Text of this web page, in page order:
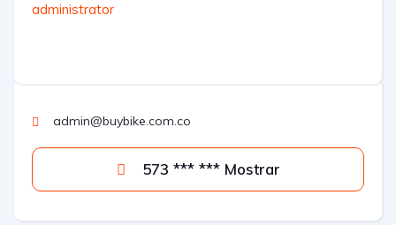
administrator
admin@buybike.com.co
573 *** *** Mostrar